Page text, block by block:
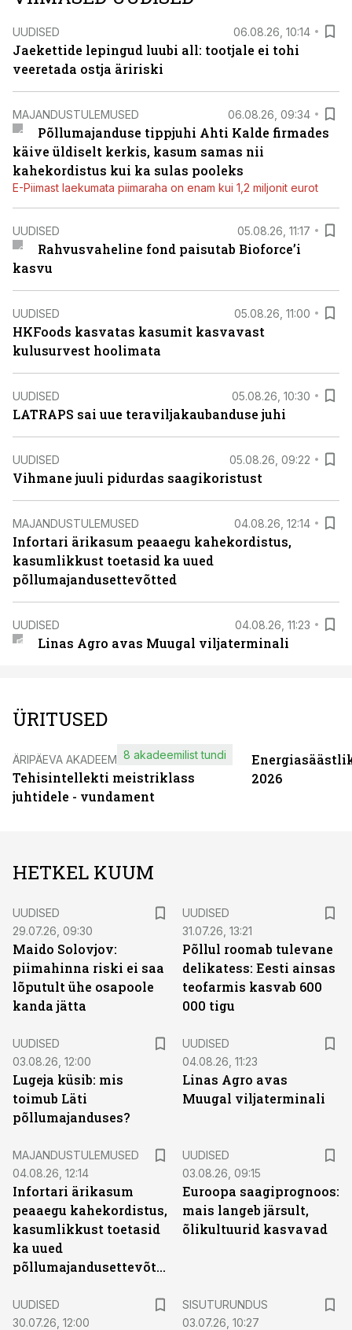
UUDISED 06.08.26, 10:14
Jaekettide lepingud luubi all: tootjale ei tohi
veeretada ostja äririski
MAJANDUSTULEMUSED 06.08.26, 09:34
Põllumajanduse tippjuhi Ahti Kalde firmades
käive üldiselt kerkis, kasum samas nii
kahekordistus kui ka sulas pooleks
E-Piimast laekumata piimaraha on enam kui 1,2 miljonit eurot
UUDISED 05.08.26, 11:17
Rahvusvaheline fond paisutab Bioforce’i
kasvu
UUDISED 05.08.26, 11:00
HKFoods kasvatas kasumit kasvavast
kulusurvest hoolimata
UUDISED 05.08.26, 10:30
LATRAPS sai uue teraviljakaubanduse juhi
UUDISED 05.08.26, 09:22
Vihmane juuli pidurdas saagikoristust
MAJANDUSTULEMUSED 04.08.26, 12:14
Infortari ärikasum peaaegu kahekordistus,
kasumlikkust toetasid ka uued
põllumajandusettevõtted
UUDISED 04.08.26, 11:23
Linas Agro avas Muugal viljaterminali
ÜRITUSED
ÄRIPÄEVA AKADEEMIA
Tehisintellekti meistriklass
juhtidele - vundament
8 akadeemilist tundi
2026
HETKEL KUUM
UUDISED
29.07.26, 09:30
Maido Solovjov:
piimahinna riski ei saa
lõputult ühe osapoole
kanda jätta
UUDISED
31.07.26, 13:21
Põllul roomab tulevane
delikatess: Eesti ainsas
teofarmis kasvab 600
000 tigu
UUDISED
03.08.26, 12:00
Lugeja küsib: mis
toimub Läti
põllumajanduses?
UUDISED
04.08.26, 11:23
Linas Agro avas
Muugal viljaterminali
MAJANDUSTULEMUSED
04.08.26, 12:14
Infortari ärikasum
peaaegu kahekordistus,
kasumlikkust toetasid
ka uued
põllumajandusettevõtted
UUDISED
03.08.26, 09:15
Euroopa saagiprognoos:
mais langeb järsult,
õlikultuurid kasvavad
UUDISED
30.07.26, 12:00
SISUTURUNDUS
03.07.26, 10:27